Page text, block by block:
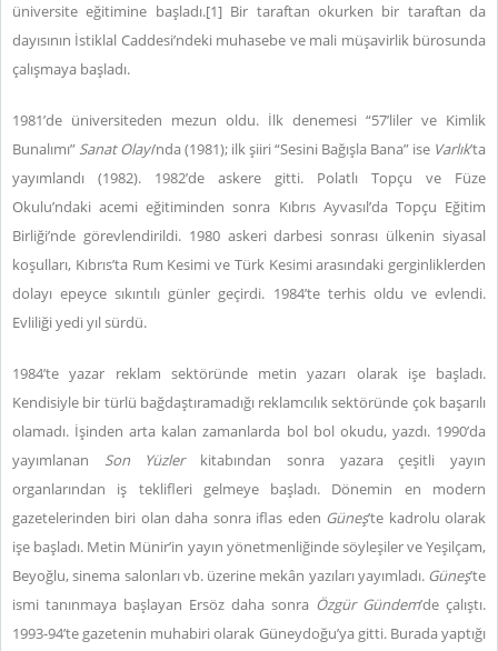
üniversite eğitimine başladı.[1] Bir taraftan okurken bir taraftan da
dayısının İstiklal Caddesi’ndeki muhasebe ve mali müşavirlik bürosunda
çalışmaya başladı.
1981’de üniversiteden mezun oldu. İlk denemesi “57’liler ve Kimlik
Bunalımı” Sanat Olayı’nda (1981); ilk şiiri “Sesini Bağışla Bana” ise Varlık’ta
yayımlandı (1982). 1982’de askere gitti. Polatlı Topçu ve Füze
Okulu’ndaki acemi eğitiminden sonra Kıbrıs Ayvasıl’da Topçu Eğitim
Birliği’nde görevlendirildi. 1980 askeri darbesi sonrası ülkenin siyasal
koşulları, Kıbrıs’ta Rum Kesimi ve Türk Kesimi arasındaki gerginliklerden
dolayı epeyce sıkıntılı günler geçirdi. 1984’te terhis oldu ve evlendi.
Evliliği yedi yıl sürdü.
1984’te yazar reklam sektöründe metin yazarı olarak işe başladı.
Kendisiyle bir türlü bağdaştıramadığı reklamcılık sektöründe çok başarılı
olamadı. İşinden arta kalan zamanlarda bol bol okudu, yazdı. 1990’da
yayımlanan Son Yüzlerkitabından sonra yazara çeşitli yayın
organlarından iş teklifleri gelmeye başladı. Dönemin en modern
gazetelerinden biri olan daha sonra iflas eden Güneş’te kadrolu olarak
işe başladı. Metin Münir’in yayın yönetmenliğinde söyleşiler ve Yeşilçam,
Beyoğlu, sinema salonları vb. üzerine mekân yazıları yayımladı. Güneş’te
ismi tanınmaya başlayan Ersöz daha sonra Özgür Gündem’de çalıştı.
1993-94’te gazetenin muhabiri olarak Güneydoğu’ya gitti. Burada yaptığı